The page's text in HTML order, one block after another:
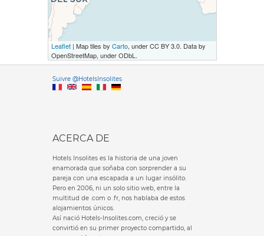
Leaflet| Map tiles by Carto, under CC BY 3.0. Data by
OpenStreetMap, under ODbL.
Suivre @HotelsInsolitesVersione
ACERCA DE
Hotels Insolites es la historia de una joven
enamorada que soñaba con sorprender a su
pareja con una escapada a un lugar insólito.
Pero en 2006, ni un solo sitio web, entre la
multitud de .com o .fr, nos hablaba de estos
alojamientos únicos.
Así nació Hotels-Insolites.com, creció y se
convirtió en su primer proyecto compartido, al